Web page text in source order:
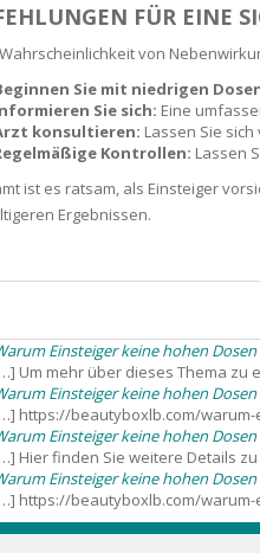
FÜR EINE
von
Sie mit niedrigen
Sie sich: Eine
konsultieren: Lassen Sie
Kontrollen: Lassen
ist es ratsam, als Einsteiger
Ergebnissen.
Einsteiger keine hohen
Um mehr über dieses Thema zu
Einsteiger keine hohen
https://beautyboxlb.com/
Einsteiger keine hohen
Hier finden Sie weitere Details
Einsteiger keine hohen
https://beautyboxlb.com/